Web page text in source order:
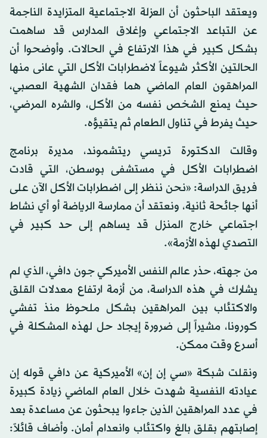
ويعتقد الباحثون أن العزلة الاجتماعية المتزايدة الناجمة
عن التباعد الاجتماعي وإغلاق المدارس قد ساهمت
بشكل كبير في هذا الارتفاع في الحالات. وأوضحوا أن
الحالتين الأكثر شيوعاً لاضطرابات الأكل التي عانى منها
المراهقون العام الماضي هما فقدان الشهية العصبي،
حيث يمنع الشخص نفسه من الأكل، والشره المرضي،
حيث يفرط في تناول الطعام ثم يتقيؤه.
وقالت الدكتورة تريسي ريتشموند، مديرة برنامج
اضطرابات الأكل في مستشفى بوسطن، التي قادت
فريق الدراسة: «نحن ننظر إلى اضطرابات الأكل الآن على
أنها جائحة ثانية، ونعتقد أن ممارسة الرياضة أو أي نشاط
اجتماعي خارج المنزل قد يساهم إلى حد كبير في
التصدي لهذه الأزمة».
من جهته، حذر عالم النفس الأميركي جون دافي، الذي لم
يشارك في هذه الدراسة، من أزمة ارتفاع معدلات القلق
والاكتئاب بين المراهقين بشكل ملحوظ منذ تفشي
كورونا، مشيراً إلى ضرورة إيجاد حل لهذه المشكلة في
أسرع وقت ممكن.
ونقلت شبكة «سي إن إن» الأميركية عن دافي قوله إن
عيادته النفسية شهدت خلال العام الماضي زيادة كبيرة
في عدد المراهقين الذين جاءوا يبحثون عن مساعدة بعد
إصابتهم بقلق بالغ واكتئاب وانعدام أمان. وأضاف قائلاً: